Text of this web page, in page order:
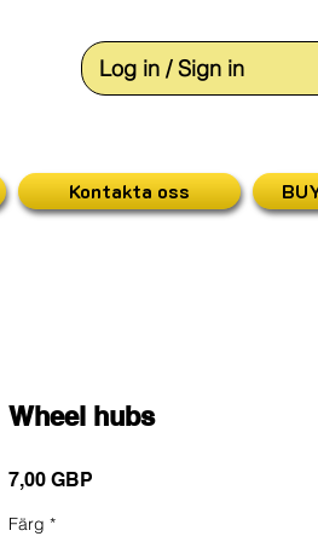
Log in / Sign in
Kontakta oss
Wheel hubs
7,00 GBP
Färg *